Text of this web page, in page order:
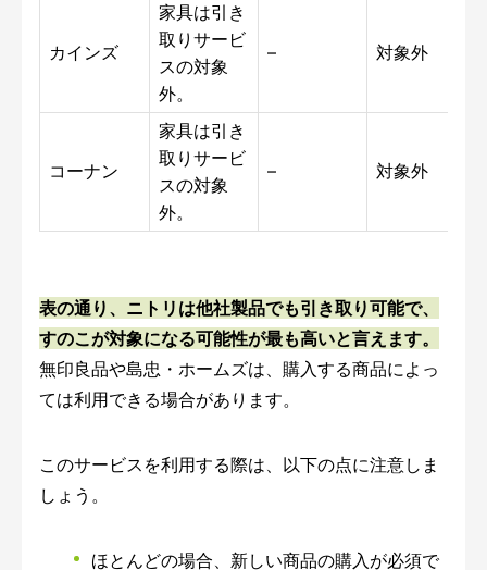
カインズ
家具は引き
取りサービ
スの対象
外。
– 対象外
コーナン
家具は引き
取りサービ
スの対象
外。
– 対象外
表の通り、ニトリは他社製品でも引き取り可能で、
すのこが対象になる可能性が最も高いと言えます。
無印良品や島忠・ホームズは、購入する商品によっ
ては利用できる場合があります。
このサービスを利用する際は、以下の点に注意しま
しょう。
ほとんどの場合、新しい商品の購入が必須で